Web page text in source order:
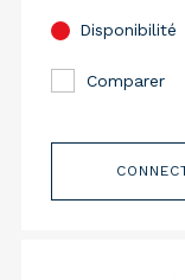
Disponibilité
Comparer